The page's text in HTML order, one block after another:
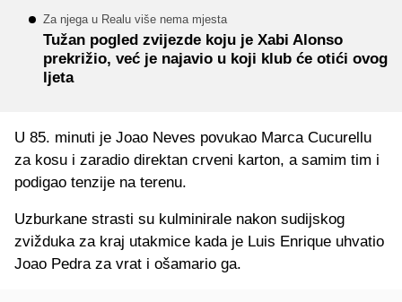
Za njega u Realu više nema mjesta
Tužan pogled zvijezde koju je Xabi Alonso
prekrižio, već je najavio u koji klub će otići ovog
ljeta
U 85. minuti je Joao Neves povukao Marca Cucurellu
za kosu i zaradio direktan crveni karton, a samim tim i
podigao tenzije na terenu.
Uzburkane strasti su kulminirale nakon sudijskog
zvižduka za kraj utakmice kada je Luis Enrique uhvatio
Joao Pedra za vrat i ošamario ga.